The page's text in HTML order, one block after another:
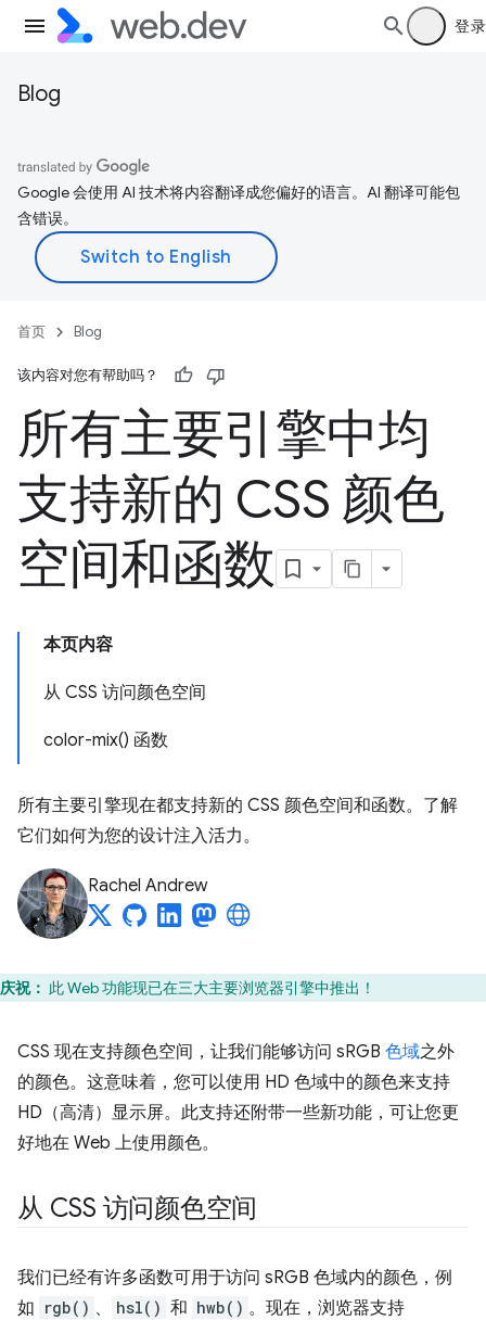
登录
Blog
Google 会使用 AI 技术将内容翻译成您偏好的语言。AI 翻译可能包
含错误。
首页 Blog
该内容对您有帮助吗？
所有主要引擎中均
支持新的 CSS 颜色
空间和函数
本页内容
从 CSS 访问颜色空间
color-mix() 函数
所有主要引擎现在都支持新的 CSS 颜色空间和函数。了解
它们如何为您的设计注入活力。
Rachel Andrew
庆祝： 此 Web 功能现已在三大主要浏览器引擎中推出！
CSS 现在支持颜色空间，让我们能够访问 sRGB 色域之外
的颜色。这意味着，您可以使用 HD 色域中的颜色来支持
HD（高清）显示屏。此支持还附带一些新功能，可让您更
好地在 Web 上使用颜色。
从 CSS 访问颜色空间
我们已经有许多函数可用于访问 sRGB 色域内的颜色，例
如 rgb() 、 hsl() 和 hwb() 。现在，浏览器支持